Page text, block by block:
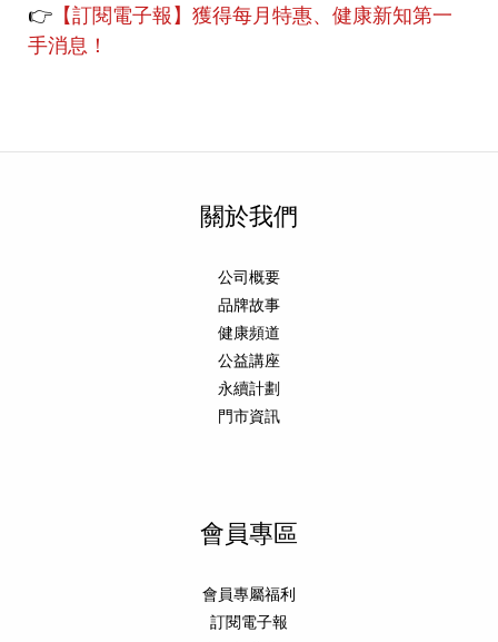
👉 【訂閱電子報】獲得每月特惠、健康新知第一
手消息！
關於我們
公司概要
品牌故事
健康頻道
公益講座
永續計劃
門市資訊
會員專區
會員專屬福利
訂閱電子報